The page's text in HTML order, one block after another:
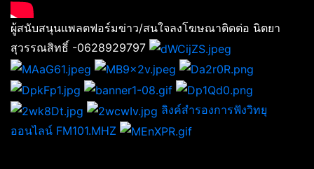
ผู้สนับสนุนแพลตฟอร์มข่าว/สนใจลงโฆษณาติดต่อ นิตยา
สุวรรณสิทธิ์ -0628929797
ลิงค์สำรองการฟังวิทยุ
ออนไลน์ FM101.MHZ